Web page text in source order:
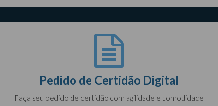
Pedido de Certidão Digital
Faça seu pedido de certidão com agilidade e comodidade